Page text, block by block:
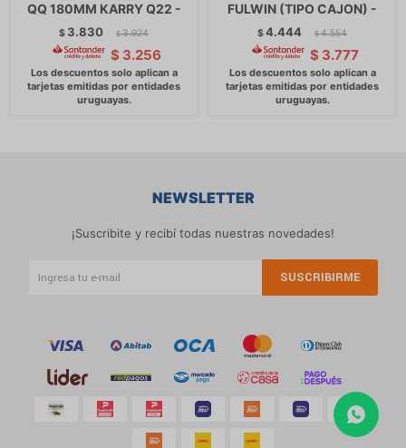
QQ 180MM KARRY Q22 -
$ 3.830 $ 3.924
$ 3.256
FULWIN (TIPO CAJON) -
$4.444 $ 4.554
$ 3.777
NEWSLETTER
¡Suscribite y recibí todas nuestras novedades!
SUSCRIBIRME